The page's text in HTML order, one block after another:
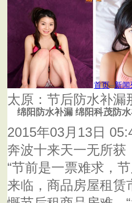
绵阳防水补漏 绵阳科茂防水
杭州泰鑫防水补漏公司
首页--新闻
太原：节后防水补漏
2015年03月13日
奔波十来天一无所获
“节前是一票难求，
来临，商品房屋租赁